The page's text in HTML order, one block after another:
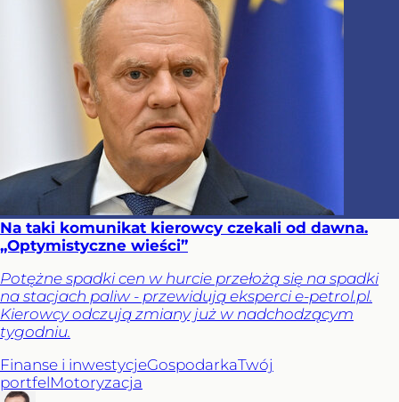
Na taki komunikat kierowcy czekali od dawna.
„Optymistyczne wieści”
Potężne spadki cen w hurcie przełożą się na spadki
na stacjach paliw - przewidują eksperci e-petrol.pl.
Kierowcy odczują zmiany już w nadchodzącym
tygodniu.
Finanse i inwestycjeGospodarkaTwój
portfelMotoryzacja